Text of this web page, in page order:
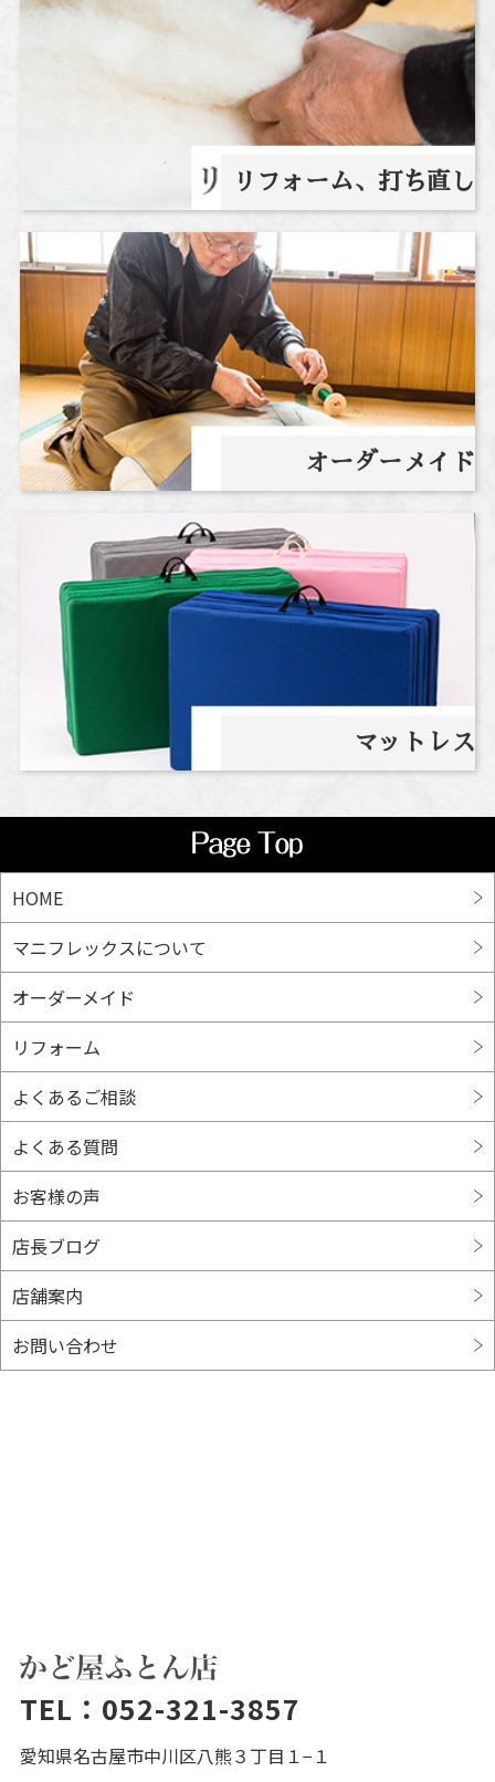
リフォーム、打ち直し
オーダーメイド
マットレス
HOME
マニフレックスについて
オーダーメイド
リフォーム
よくあるご相談
よくある質問
お客様の声
店長ブログ
店舗案内
お問い合わせ
TEL： 052-321-3857
愛知県名古屋市中川区八熊３丁目１−１